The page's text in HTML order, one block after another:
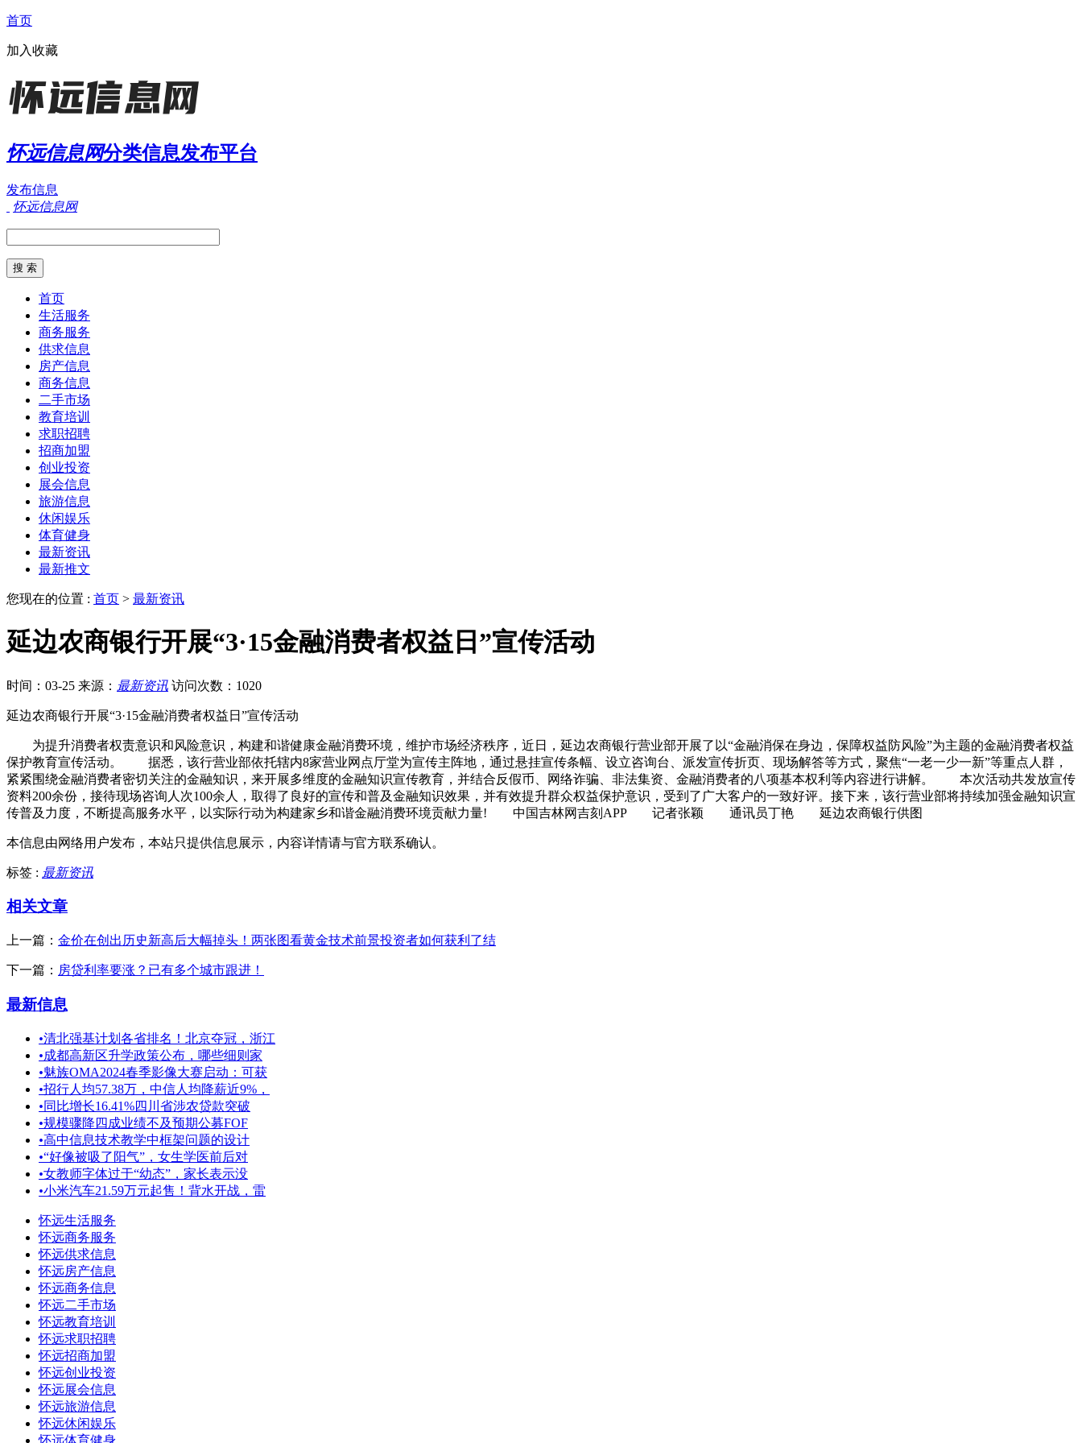
首页
加入收藏
怀远信息网分类信息发布平台
发布信息
怀远信息网
首页
生活服务
商务服务
供求信息
房产信息
商务信息
二手市场
教育培训
求职招聘
招商加盟
创业投资
展会信息
旅游信息
休闲娱乐
体育健身
最新资讯
最新推文
您现在的位置 : 首页 > 最新资讯
延边农商银行开展“3·15金融消费者权益日”宣传活动
时间：03-25 来源： 最新资讯 访问次数：1020
延边农商银行开展“3·15金融消费者权益日”宣传活动
为提升消费者权责意识和风险意识，构建和谐健康金融消费环境，维护市场经济秩序，近日，延边农商银行营业部开展了以“金融消保在身边，保障权益防风险”为主题的金融消费者权益
保护教育宣传活动。 据悉，该行营业部依托辖内8家营业网点厅堂为宣传主阵地，通过悬挂宣传条幅、设立咨询台、派发宣传折页、现场解答等方式，聚焦“一老一少一新”等重点人群，
紧紧围绕金融消费者密切关注的金融知识，来开展多维度的金融知识宣传教育，并结合反假币、网络诈骗、非法集资、金融消费者的八项基本权利等内容进行讲解。 本次活动共发放宣传
资料200余份，接待现场咨询人次100余人，取得了良好的宣传和普及金融知识效果，并有效提升群众权益保护意识，受到了广大客户的一致好评。接下来，该行营业部将持续加强金融知识宣
传普及力度，不断提高服务水平，以实际行动为构建家乡和谐金融消费环境贡献力量! 中国吉林网吉刻APP 记者张颖 通讯员丁艳 延边农商银行供图
本信息由网络用户发布， 本站只提供信息展示，内容详情请与官方联系确认。
标签 : 最新资讯
相关文章
上一篇： 金价在创出历史新高后大幅掉头！两张图看黄金技术前景投资者如何获利了结
下一篇： 房贷利率要涨？已有多个城市跟进！
最新信息
•清北强基计划各省排名！北京夺冠，浙江
•成都高新区升学政策公布，哪些细则家
•魅族OMA2024春季影像大赛启动：可获
•招行人均57.38万，中信人均降薪近9%，
•同比增长16.41%四川省涉农贷款突破
•规模骤降四成业绩不及预期公募FOF
•高中信息技术教学中框架问题的设计
•“好像被吸了阳气”，女生学医前后对
•女教师字体过于“幼态”，家长表示没
•小米汽车21.59万元起售！背水开战，雷
怀远生活服务
怀远商务服务
怀远供求信息
怀远房产信息
怀远商务信息
怀远二手市场
怀远教育培训
怀远求职招聘
怀远招商加盟
怀远创业投资
怀远展会信息
怀远旅游信息
怀远休闲娱乐
怀远体育健身